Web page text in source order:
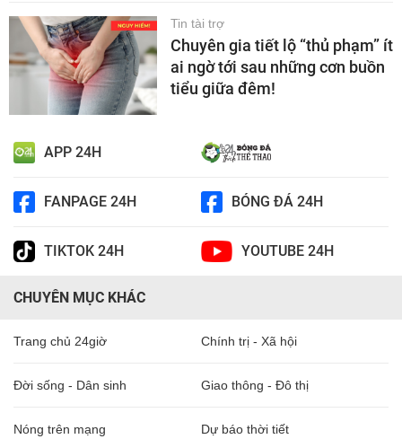
Tin tài trợ
Chuyên gia tiết lộ “thủ phạm” ít
ai ngờ tới sau những cơn buồn
tiểu giữa đêm!
APP 24H
FANPAGE 24H BÓNG ĐÁ 24H
TIKTOK 24H YOUTUBE 24H
CHUYÊN MỤC KHÁC
Trang chủ 24giờ Chính trị - Xã hội
Đời sống - Dân sinh Giao thông - Đô thị
Nóng trên mạng Dự báo thời tiết